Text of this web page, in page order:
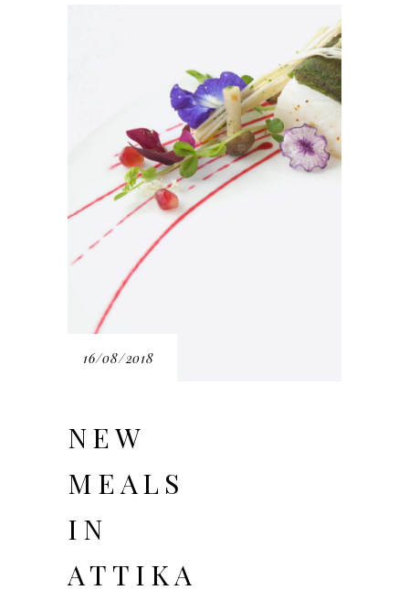
16/08/2018
NEW
MEALS
IN
ATTIKA